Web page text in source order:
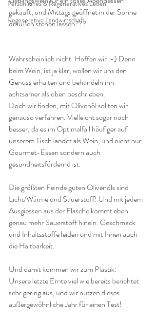
Persönliches & Regeneratives Leben
Regenerative Landwirtschaft
gekauft, und Mittags geöffnet in der Sonne
draußen stehen lassen???
Wahrscheinlich nicht. Hoffen wir :-) Denn
beim Wein, ist ja klar, wollen wir uns den
Genuss erhalten und behandeln ihn
achtsamer als oben beschrieben.
Doch wir finden, mit Olivenöl sollten wir
genauso verfahren. Vielleicht sogar noch
besser, da es im Optimalfall häufiger auf
unserem Tisch landet als Wein, und nicht nur
Gourmet-Essen sondern auch
gesundheitsfördernd ist.
Die größten Feinde guten Olivenöls sind
Licht/Wärme und Sauerstoff! Und mit jedem
Ausgiessen aus der Flasche kommt eben
genau mehr Sauerstoff hinein. Geschmack
und Inhaltsstoffe leiden und mit Ihnen auch
die Haltbarkeit.
Und damit kommen wir zum Plastik:
Unsere letzte Ernte viel wie bereits berichtet
sehr gering aus, und wir nutzen dieses
außergewöhnliche Jahr für einen Test!